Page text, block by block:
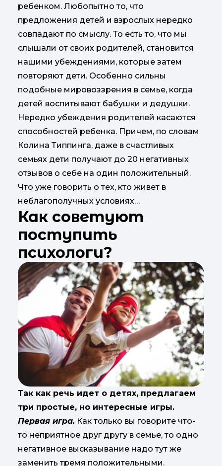
ребенком. Любопытно то, что
предложения детей и взрослых нередко
совпадают по смыслу. То есть то, что мы
слышали от своих родителей, становится
нашими убеждениями, которые затем
повторяют дети. Особенно сильны
подобные мировоззрения в семье, когда
детей воспитывают бабушки и дедушки.
Нередко убеждения родителей касаются
способностей ребенка. Причем, по словам
Колина Типпинга, даже в счастливых
семьях дети получают до 20 негативных
отзывов о себе на один положительный.
Что уже говорить о тех, кто живет в
неблагополучных условиях…
Как советуют
поступить
психологи?
Так как речь идет о детях, предлагаем
три простые, но интересные игры.
Первая игра. Как только вы говорите что-
то неприятное друг другу в семье, то одно
негативное высказывание надо тут же
заменить тремя положительными.